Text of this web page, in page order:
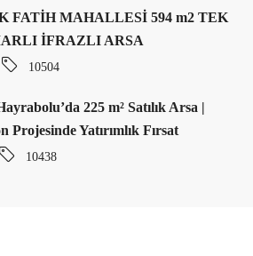
FATİH MAHALLESİ 594 m2 TEK
İFRAZLI ARSA
10504
225 m² Satılık Arsa |
Projesinde Yatırımlık Fırsat
10438